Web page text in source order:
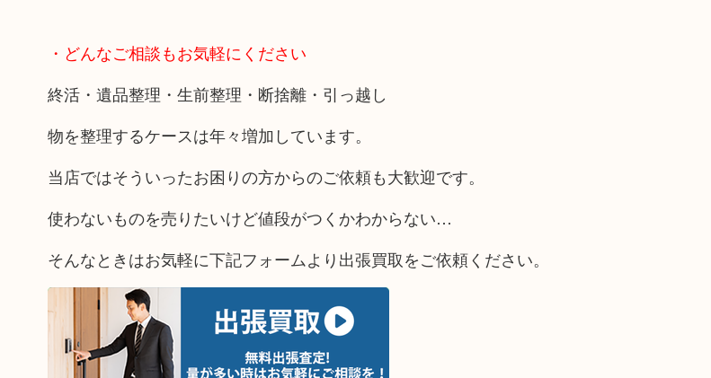
・どんなご相談もお気軽にください
終活・遺品整理・生前整理・断捨離・引っ越し
物を整理するケースは年々増加しています。
当店ではそういったお困りの方からのご依頼も大歓迎です。
使わないものを売りたいけど値段がつくかわからない…
そんなときはお気軽に下記フォームより出張買取をご依頼ください。